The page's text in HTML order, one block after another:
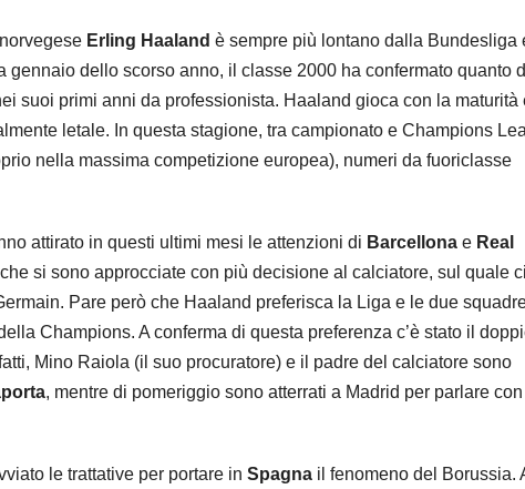
Erling Haaland è sempre più lontano dalla Bundesliga
gennaio dello scorso anno, il classe 2000 ha confermato quanto
suoi primi anni da professionista. Haaland gioca con la maturità
letale. In questa stagione, tra campionato e Champions
nella massima competizione europea), numeri da fuoriclasse
attirato in questi ultimi mesi le attenzioni di Barcellona e Real
si sono approcciate con più decisione al calciatore, sul quale
Pare però che Haaland preferisca la Liga e le due
Champions. A conferma di questa preferenza c’è stato il
Mino Raiola (il suo procuratore) e il padre del calciatore sono
, mentre di pomeriggio sono atterrati a Madrid per parlare con
le trattative per portare in Spagna il fenomeno del Borussia.